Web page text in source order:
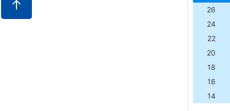
26
24
22
20
18
16
14